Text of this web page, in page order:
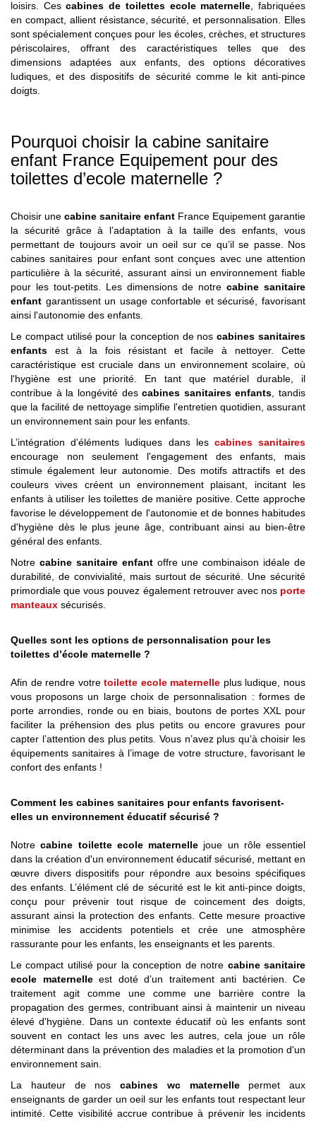
loisirs. Cescabines de toilettes ecole maternelle, fabriquées
en compact, allient résistance, sécurité, et personnalisation. Elles
sont spécialement conçues pour les écoles, crèches, et structures
périscolaires, offrant des caractéristiques telles que des
dimensions adaptées aux enfants, des options décoratives
ludiques, et des dispositifs de sécurité comme le kit anti-pince
doigts.
Pourquoi choisir la cabine sanitaire
enfant France Equipement pour des
toilettes d’ecole maternelle ?
Choisir une cabine sanitaire enfant France Equipement garantie
la sécurité grâce à l’adaptation à la taille des enfants, vous
permettant de toujours avoir un oeil sur ce qu’il se passe. Nos
cabines sanitaires pour enfant sont conçues avec une attention
particulière à la sécurité, assurant ainsi un environnement fiable
pour les tout-petits. Les dimensions de notrecabine sanitaire
enfant garantissent un usage confortable et sécurisé, favorisant
ainsi l'autonomie des enfants.
Le compact utilisé pour la conception de noscabines sanitaires
enfants est à la fois résistant et facile à nettoyer. Cette
caractéristique est cruciale dans un environnement scolaire, où
l'hygiène est une priorité. En tant que matériel durable, il
contribue à la longévité descabines sanitaires enfants, tandis
que la facilité de nettoyage simplifie l'entretien quotidien, assurant
un environnement sain pour les enfants.
L’intégration d’éléments ludiques dans les cabines sanitaires
encourage non seulement l'engagement des enfants, mais
stimule également leur autonomie. Des motifs attractifs et des
couleurs vives créent un environnement plaisant, incitant les
enfants à utiliser les toilettes de manière positive. Cette approche
favorise le développement de l'autonomie et de bonnes habitudes
d'hygiène dès le plus jeune âge, contribuant ainsi au bien-être
général des enfants.
Notre cabine sanitaire enfantoffre une combinaison idéale de
durabilité, de convivialité, mais surtout de sécurité. Une sécurité
primordiale que vous pouvez également retrouver avec nos porte
manteaux sécurisés.
Quelles sont les options de personnalisation pour les
toilettes d’école maternelle ?
Afin de rendre votretoilette ecole maternelle plus ludique, nous
vous proposons un large choix de personnalisation : formes de
porte arrondies, ronde ou en biais, boutons de portes XXL pour
faciliter la préhension des plus petits ou encore gravures pour
capter l’attention des plus petits. Vous n’avez plus qu’à choisir les
équipements sanitaires à l’image de votre structure, favorisant le
confort des enfants !
Comment les cabines sanitaires pour enfants favorisent-
elles un environnement éducatif sécurisé ?
Notrecabine toilette ecole maternelle joue un rôle essentiel
dans la création d'un environnement éducatif sécurisé, mettant en
œuvre divers dispositifs pour répondre aux besoins spécifiques
des enfants. L’élément clé de sécurité est le kit anti-pince doigts,
conçu pour prévenir tout risque de coincement des doigts,
assurant ainsi la protection des enfants. Cette mesure proactive
minimise les accidents potentiels et crée une atmosphère
rassurante pour les enfants, les enseignants et les parents.
Le compact utilisé pour la conception de notre cabine sanitaire
ecole maternelleest doté d’un traitement anti bactérien. Ce
traitement agit comme une comme une barrière contre la
propagation des germes, contribuant ainsi à maintenir un niveau
élevé d'hygiène. Dans un contexte éducatif où les enfants sont
souvent en contact les uns avec les autres, cela joue un rôle
déterminant dans la prévention des maladies et la promotion d'un
environnement sain.
La hauteur de nos cabines wc maternellepermet aux
enseignants de garder un oeil sur les enfants tout respectant leur
intimité. Cette visibilité accrue contribue à prévenir les incidents